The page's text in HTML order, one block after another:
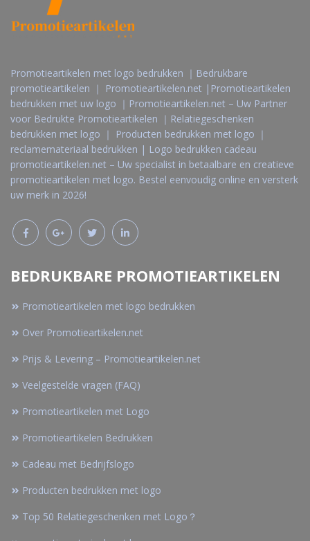
Promotieartikelen met logo bedrukken ｜Bedrukbare
promotieartikelen ｜ Promotieartikelen.net |Promotieartikelen
bedrukken met uw logo ｜Promotieartikelen.net – Uw Partner
voor Bedrukte Promotieartikelen ｜Relatiegeschenken
bedrukken met logo ｜ Producten bedrukken met logo ｜
reclamemateriaal bedrukken | Logo bedrukken cadeau
promotieartikelen.net – Uw specialist in betaalbare en creatieve
promotieartikelen met logo. Bestel eenvoudig online en versterk
uw merk in 2026!
BEDRUKBARE PROMOTIEARTIKELEN
Promotieartikelen met logo bedrukken
Over Promotieartikelen.net
Prijs & Levering – Promotieartikelen.net
Veelgestelde vragen (FAQ)
Promotieartikelen met Logo
Promotieartikelen Bedrukken
Cadeau met Bedrijfslogo
Producten bedrukken met logo
Top 50 Relatiegeschenken met Logo？